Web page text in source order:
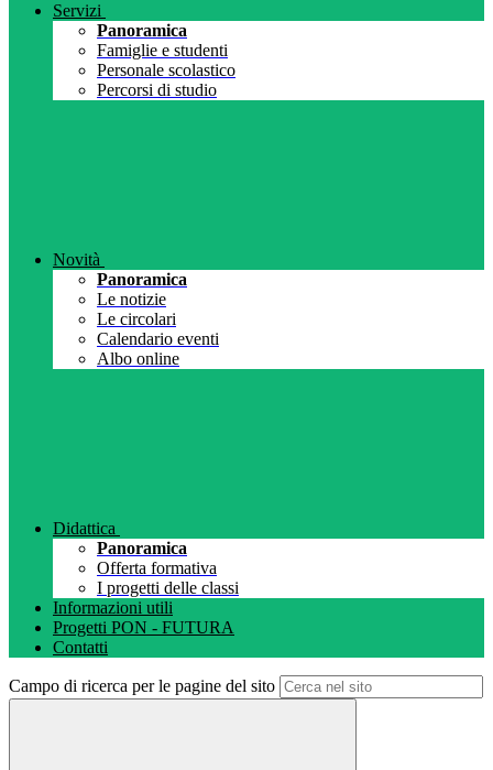
Servizi
Panoramica
Famiglie e studenti
Personale scolastico
Percorsi di studio
Novità
Panoramica
Le notizie
Le circolari
Calendario eventi
Albo online
Didattica
Panoramica
Offerta formativa
I progetti delle classi
Informazioni utili
Progetti PON - FUTURA
Contatti
Campo di ricerca per le pagine del sito